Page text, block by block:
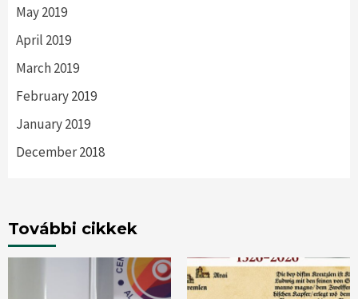
May 2019
April 2019
March 2019
February 2019
January 2019
December 2018
További cikkek